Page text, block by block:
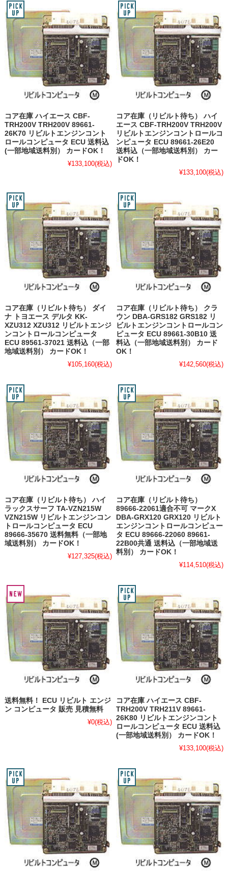
コア在庫 ハイエース CBF-
TRH200V TRH200V 89661-
26K70 リビルトエンジンコント
ロールコンピュータ ECU 送料込
(一部地域送料別） カードOK！
¥133,100(税込)
コア在庫（リビルト待ち） ハイ
エース CBF-TRH200V TRH200V
リビルトエンジンコントロールコ
ンピュータ ECU 89661-26E20
送料込（一部地域送料別） カー
ドOK！
¥133,100(税込)
コア在庫（リビルト待ち） ダイ
ナ トヨエース デルタ KK-
XZU312 XZU312 リビルトエンジ
ンコントロールコンピュータ
ECU 89561-37021 送料込（一部
地域送料別） カードOK！
¥105,160(税込)
コア在庫（リビルト待ち） クラ
ウン DBA-GRS182 GRS182 リ
ビルトエンジンコントロールコン
ピュータ ECU 89661-30B10 送
料込（一部地域送料別） カード
OK！
¥142,560(税込)
コア在庫（リビルト待ち） ハイ
ラックスサーフ TA-VZN215W
VZN215W リビルトエンジンコン
トロールコンピュータ ECU
89666-35670 送料無料（一部地
域送料別） カードOK！
¥127,325(税込)
コア在庫（リビルト待ち）
89666-22061適合不可 マークX
DBA-GRX120 GRX120 リビルト
エンジンコントロールコンピュー
タ ECU 89666-22060 89661-
22B00共通 送料込（一部地域送
料別） カードOK！
¥114,510(税込)
送料無料！ ECU リビルト エンジ
ン コンピュータ 販売 見積無料
¥0(税込)
コア在庫 ハイエース CBF-
TRH200V TRH211V 89661-
26K80 リビルトエンジンコント
ロールコンピュータ ECU 送料込
(一部地域送料別） カードOK！
¥133,100(税込)